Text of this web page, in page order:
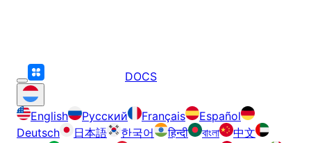
DOCS
English Русский Français
Español
Deutsch
日本語 한국어 हिन्दी বাংলা
中文